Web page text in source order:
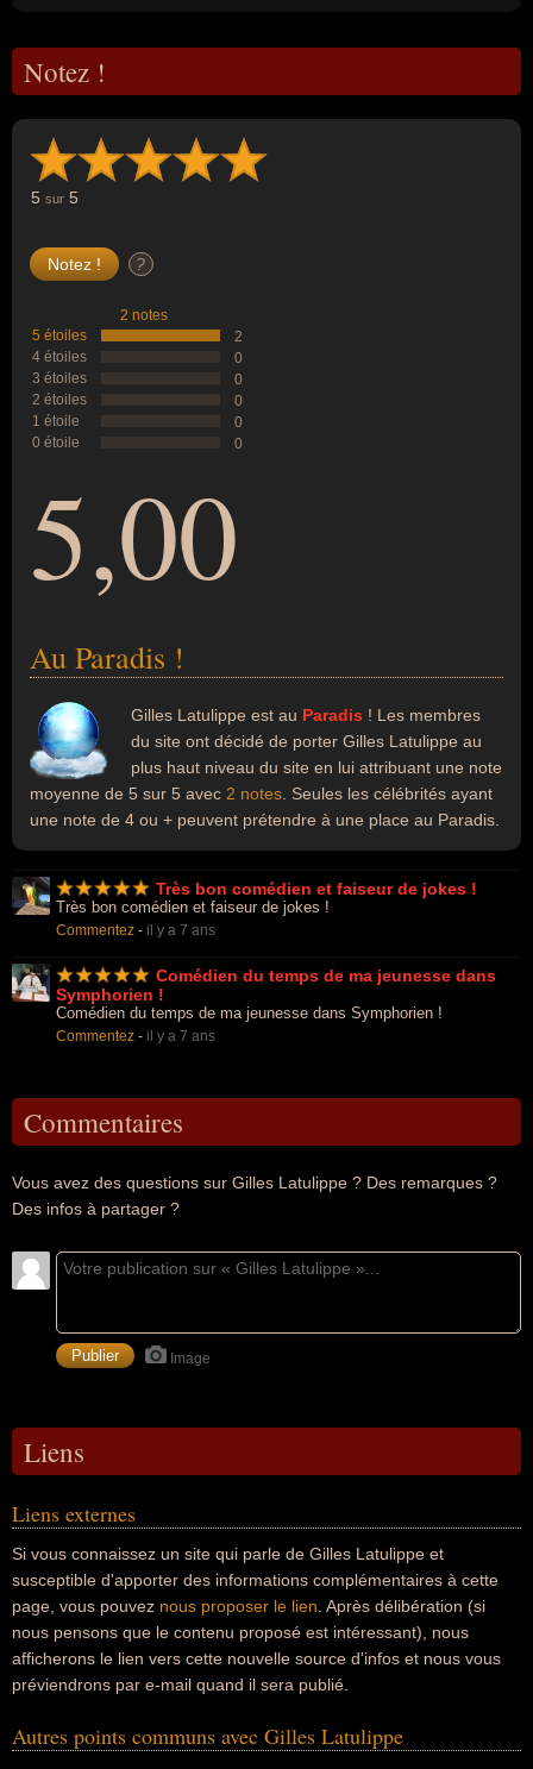
Notez !
5 sur 5
?
2 notes
5 étoiles
2
4 étoiles
0
3 étoiles
0
2 étoiles
0
1 étoile
0
0 étoile
0
5,00
Au Paradis !
Gilles Latulippe est au Paradis ! Les membres
du site ont décidé de porter Gilles Latulippe au
plus haut niveau du site en lui attribuant une note
moyenne de 5 sur 5 avec 2 notes . Seules les célébrités ayant
une note de 4 ou + peuvent prétendre à une place au Paradis.
Très bon comédien et faiseur de jokes !
Très bon comédien et faiseur de jokes !
Commentez - il y a 7 ans
Comédien du temps de ma jeunesse dans
Symphorien !
Comédien du temps de ma jeunesse dans Symphorien !
Commentez - il y a 7 ans
Commentaires
Vous avez des questions sur Gilles Latulippe ? Des remarques ?
Des infos à partager ?
Image
Liens
Liens externes
Si vous connaissez un site qui parle de Gilles Latulippe et
susceptible d'apporter des informations complémentaires à cette
page, vous pouvez nous proposer le lien . Après délibération (si
nous pensons que le contenu proposé est intéressant), nous
afficherons le lien vers cette nouvelle source d'infos et nous vous
préviendrons par e-mail quand il sera publié.
Autres points communs avec Gilles Latulippe